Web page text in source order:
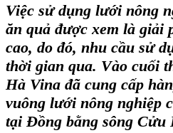
Việc sử dụng lưới nông
ăn quả được xem là giải
cao, do đó, nhu cầu sử
thời gian qua. Vào cuối
Hà Vina đã cung cấp
vuông lưới nông nghiệp
tại Đồng bằng sông Cửu